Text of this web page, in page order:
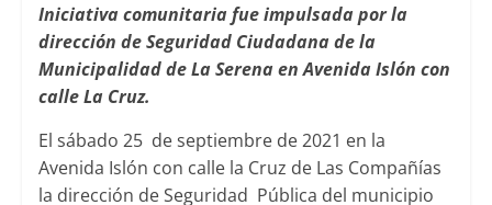
Iniciativa comunitaria fue impulsada por la
dirección de Seguridad Ciudadana de la
Municipalidad de La Serena en Avenida Islón con
calle La Cruz.
El sábado 25 de septiembre de 2021 en la
Avenida Islón con calle la Cruz de Las Compañías
la dirección de Seguridad Pública del municipio